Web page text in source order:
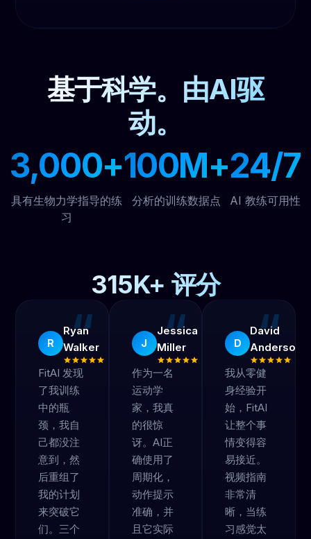
基于科学。由AI驱
动。
3,000+
具有生物力学指导的练
习
100M+
分析的训练数据点
24/7
AI 教练可用性
315K+ 评分
“
R
Ryan
Walker
FitAI 发现
了我训练
中的瓶
颈，我自
己都没注
意到，然
后重组了
我的计划
来突破它
们。三个
“
J
Jessica
Miller
作为一名
运动学
家，我真
的很惊
讶。AI正
确使用了
周期化，
动作提示
准确，并
且它实际
“
D
David
Anderson
我从零健
身经验开
始，FitAI
让整个事
情变得容
易接近。
视频指南
非常清
晰，当练
习感觉太